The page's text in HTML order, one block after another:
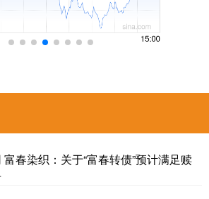
春染织：关于“富春转债”预计满足赎